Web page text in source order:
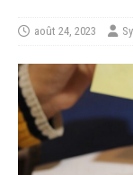
août 24, 2023